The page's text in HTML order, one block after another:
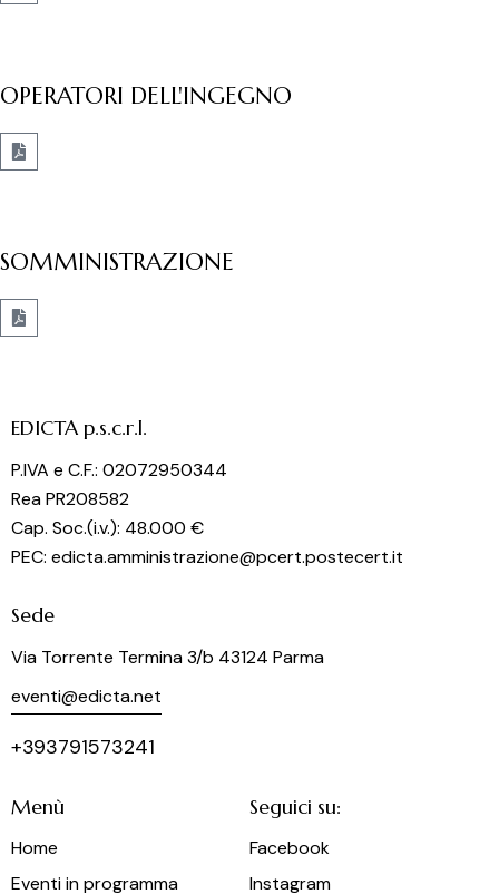
OPERATORI DELL'INGEGNO
SOMMINISTRAZIONE
EDICTA p.s.c.r.l.
P.IVA e C.F.: 02072950344
Rea PR208582
Cap. Soc.(i.v.): 48.000 €
PEC: edicta.amministrazione@pcert.postecert.it
Sede
Via Torrente Termina 3/b 43124 Parma
eventi@edicta.net
+393791573241
Menù
Home
Eventi in programma
Seguici su:
Facebook
Instagram